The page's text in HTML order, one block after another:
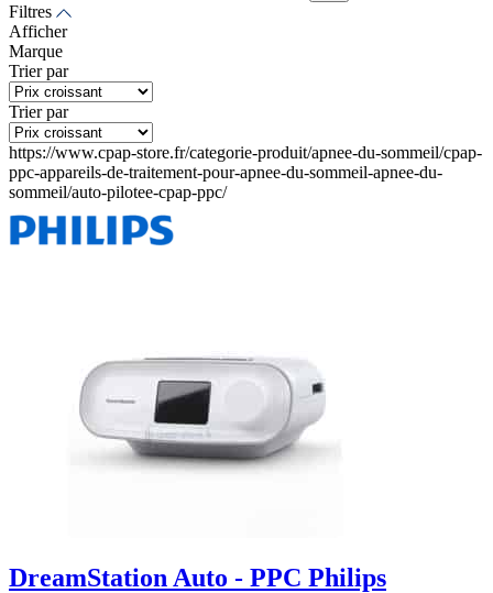
Filtres
Afficher
Marque
Trier par
Trier par
https://www.cpap-store.fr/categorie-produit/apnee-du-sommeil/cpap-
ppc-appareils-de-traitement-pour-apnee-du-sommeil-apnee-du-
sommeil/auto-pilotee-cpap-ppc/
DreamStation Auto - PPC Philips